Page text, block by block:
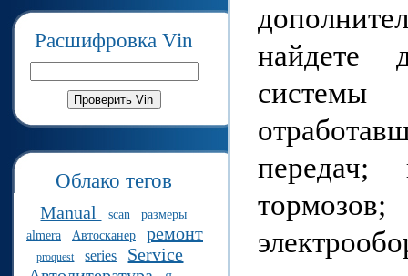
Расшифровка Vin
Облако тегов
Manual scan
размеры
almera
Автосканер ремонт
proquest series
Service
найдете
передач;